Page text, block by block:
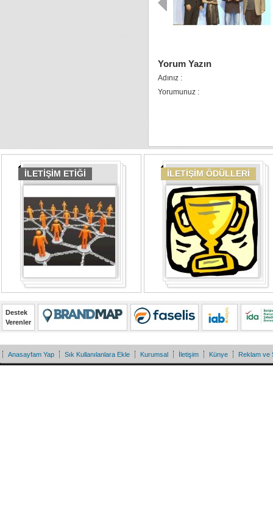
Yorum Yazın
Adınız :
Yorumunuz :
İLETİŞİM ETİĞİ İLETİŞİM ÖDÜLLERİ
Destek
Verenler
Anasayfam Yap Sık Kullanılanlara Ekle Kurumsal İletişim Künye Reklam ve